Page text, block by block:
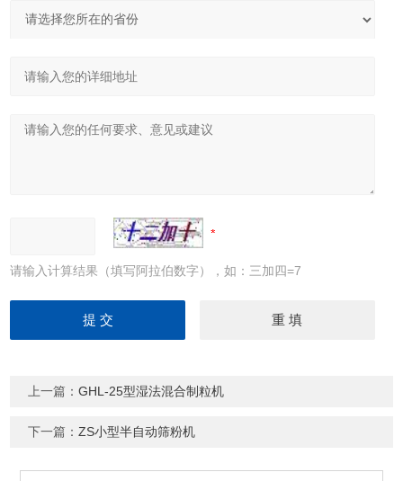
请输入计算结果（填写阿拉伯数字），如：三加四=7
上一篇：GHL-25型湿法混合制粒机
下一篇：ZS小型半自动筛粉机